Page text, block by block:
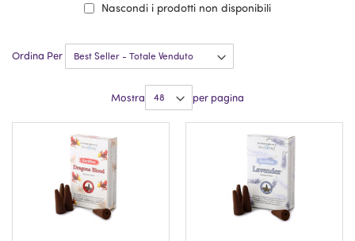
Ordina Per
Mostra per pagina
Nascondi i prodotti non disponibili